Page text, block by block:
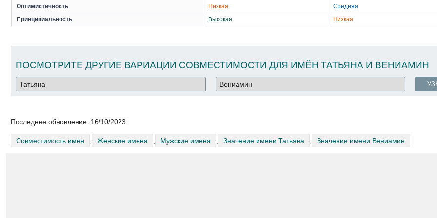
Оптимистичность Низкая
Средняя
Принципиальность
Высокая Низкая
ПОСМОТРИТЕ ДРУГИЕ ВАРИАЦИИ СОВМЕСТИМОСТИ ДЛЯ ИМЁН ТАТЬЯНА И ВЕНИАМИН
Последнее обновление: 16/10/2023
Совместимость имён Женские имена Мужские имена Значение имени Татьяна Значение имени Вениамин